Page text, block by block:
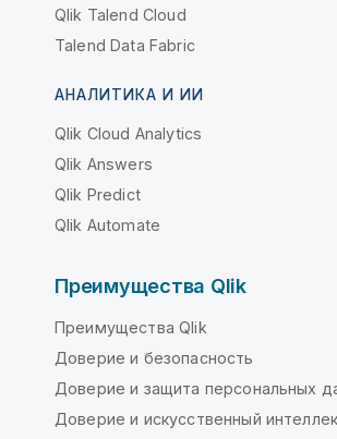
Qlik Talend Cloud
Talend Data Fabric
АНАЛИТИКА И ИИ
Qlik Cloud Analytics
Qlik Answers
Qlik Predict
Qlik Automate
Преимущества Qlik
Преимущества Qlik
Доверие и безопасность
Доверие и защита персональных
Доверие и искусственный